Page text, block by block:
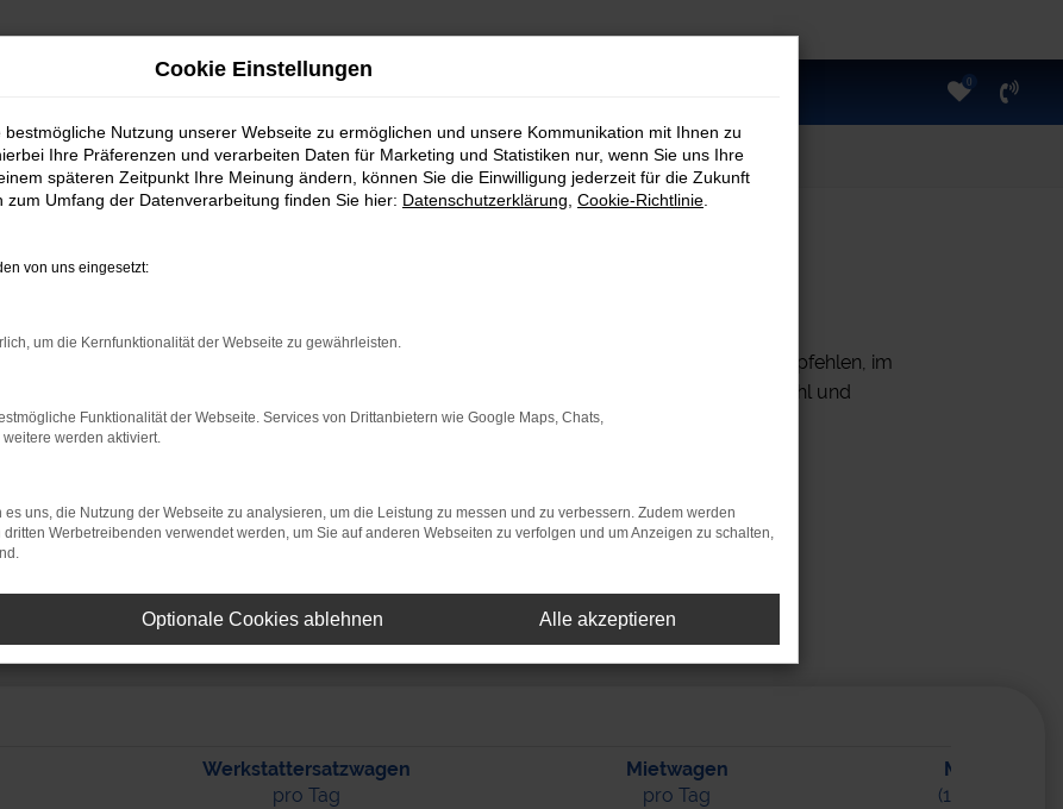
0
& Mietwagen
jedoch ist eine Reservierung erforderlich und hängt von der Verfügbarkeit ab. Wir empfehlen, im
dass Sie das gewünschte Fahrzeug erhalten. Unser Team hilft Ihnen gerne bei der Auswahl und
Beantwortung Ihrer Fragen zur Buchung!
Preise für unsere Werkstattersatz- oder Mietwagen
(Reservierung je nach Verfügbarkeit)
Werkstattersatzwagen
pro Tag
Mietwagen
pro Tag
(100km/Tag
Cookie Einstellungen
Nutzung unserer Webseite zu ermöglichen und unsere Kommunikation mit Ihnen zu
Ihre Präferenzen und verarbeiten Daten für Marketing und Statistiken nur, wenn Sie uns Ihre
späteren Zeitpunkt Ihre Meinung ändern, können Sie die Einwilligung jederzeit für die Zukunft
Umfang der Datenverarbeitung finden Sie hier: Datenschutzerklärung Cookie-Richtlinie
von uns eingesetzt:
um die Kernfunktionalität der Webseite zu gewährleisten.
Funktionalität der Webseite. Services von Drittanbietern wie Google Maps, Chats,
werden aktiviert.
uns, die Nutzung der Webseite zu analysieren, um die Leistung zu messen und zu verbessern. Zudem werden
Werbetreibenden verwendet werden, um Sie auf anderen Webseiten zu verfolgen und um Anzeigen zu schalten,
Optionale Cookies ablehnen Alle akzeptieren